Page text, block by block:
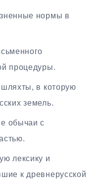
нормы в
процедуры.
в которую
земель.
обычаи с
лексику и
к древнерусской